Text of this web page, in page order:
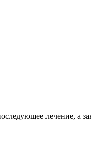
лечение, а